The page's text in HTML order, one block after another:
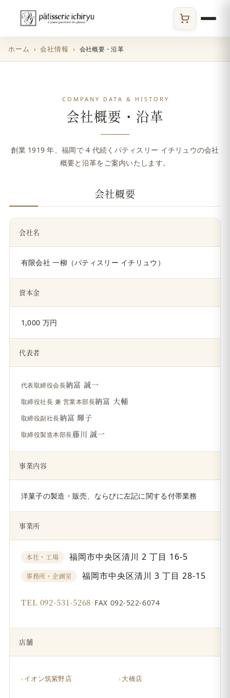
ECサイト
ホーム 会社情報 会社概要・沿革
COMPANY DATA & HISTORY
会社概要・沿革
創業 1919 年、福岡で 4 代続くパティスリー イチリュウの会社
概要と沿革をご案内いたします。
会社概要
会社名
有限会社 一柳（パティスリー イチリュウ）
資本金
1,000 万円
代表者
代表取締役会長納富 誠一
取締役社長 兼 営業本部長納富 大輔
取締役副社長納富 輝子
取締役製造本部長藤川 誠一
事業内容
洋菓子の製造・販売、ならびに左記に関する付帯業務
事業所
本社・工場 福岡市中央区清川 2 丁目 16-5
事務所・企画室 福岡市中央区清川 3 丁目 28-15
TEL 092-531-5268/FAX 092-522-6074
店舗
イオン筑紫野店 大橋店